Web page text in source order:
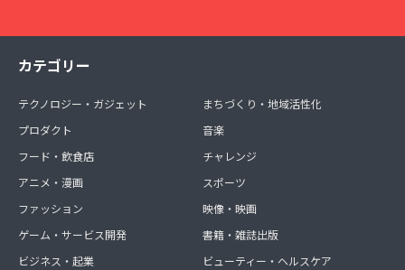
カテゴリー
テクノロジー・ガジェット
プロダクト
フード・飲食店
アニメ・漫画
ファッション
ゲーム・サービス開発
ビジネス・起業
まちづくり・地域活性化
音楽
チャレンジ
スポーツ
映像・映画
書籍・雑誌出版
ビューティー・ヘルスケア